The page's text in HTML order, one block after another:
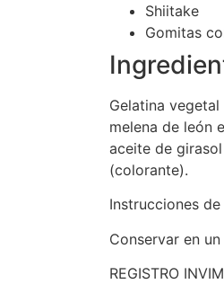
Shiitake
Gomitas
Gelatina
melena de león
aceite de
(colorante).
Instrucciones
Conservar en
REGISTRO